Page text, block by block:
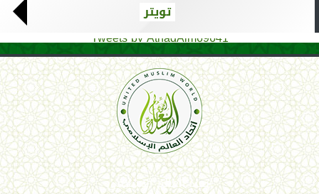
تويتر
Tweets by AthadAlm69641
اتحاد العالم الإسلامي